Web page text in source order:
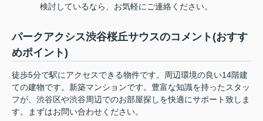
検討しているなら、お気軽にご連絡ください。
パークアクシス渋谷桜丘サウスのコメント(おすす
めポイント)
徒歩5分で駅にアクセスできる物件です。周辺環境の良い14階建
ての建物です。新築マンションです。豊富な知識を持ったスタッ
フが、渋谷区や渋谷周辺でのお部屋探しを快適にサポート致しま
す。まずはお問い合わせください。